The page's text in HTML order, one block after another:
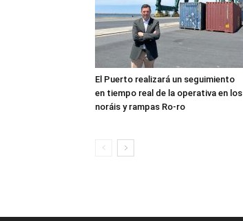
El Puerto realizará un seguimiento
en tiempo real de la operativa en los
noráis y rampas Ro-ro